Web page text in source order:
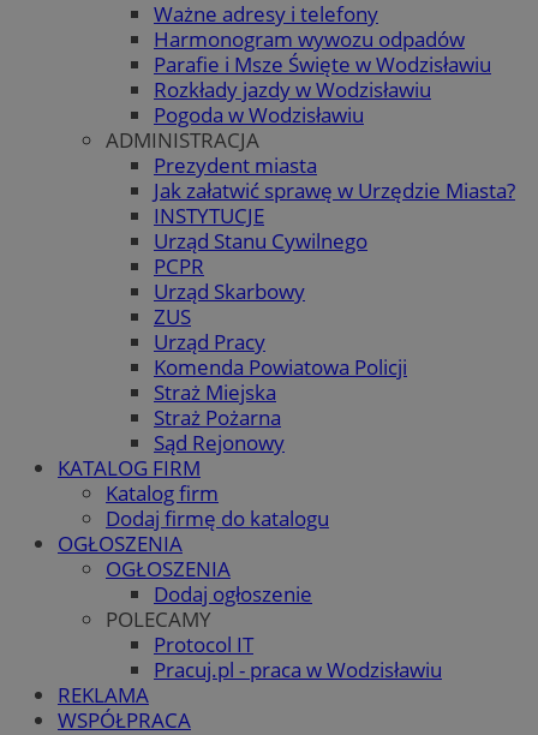
Ważne adresy i telefony
Harmonogram wywozu odpadów
Parafie i Msze Święte w Wodzisławiu
Rozkłady jazdy w Wodzisławiu
Pogoda w Wodzisławiu
ADMINISTRACJA
Prezydent miasta
Jak załatwić sprawę w Urzędzie Miasta?
INSTYTUCJE
Urząd Stanu Cywilnego
PCPR
Urząd Skarbowy
ZUS
Urząd Pracy
Komenda Powiatowa Policji
Straż Miejska
Straż Pożarna
Sąd Rejonowy
KATALOG FIRM
Katalog firm
Dodaj firmę do katalogu
OGŁOSZENIA
OGŁOSZENIA
Dodaj ogłoszenie
POLECAMY
Protocol IT
Pracuj.pl - praca w Wodzisławiu
REKLAMA
WSPÓŁPRACA